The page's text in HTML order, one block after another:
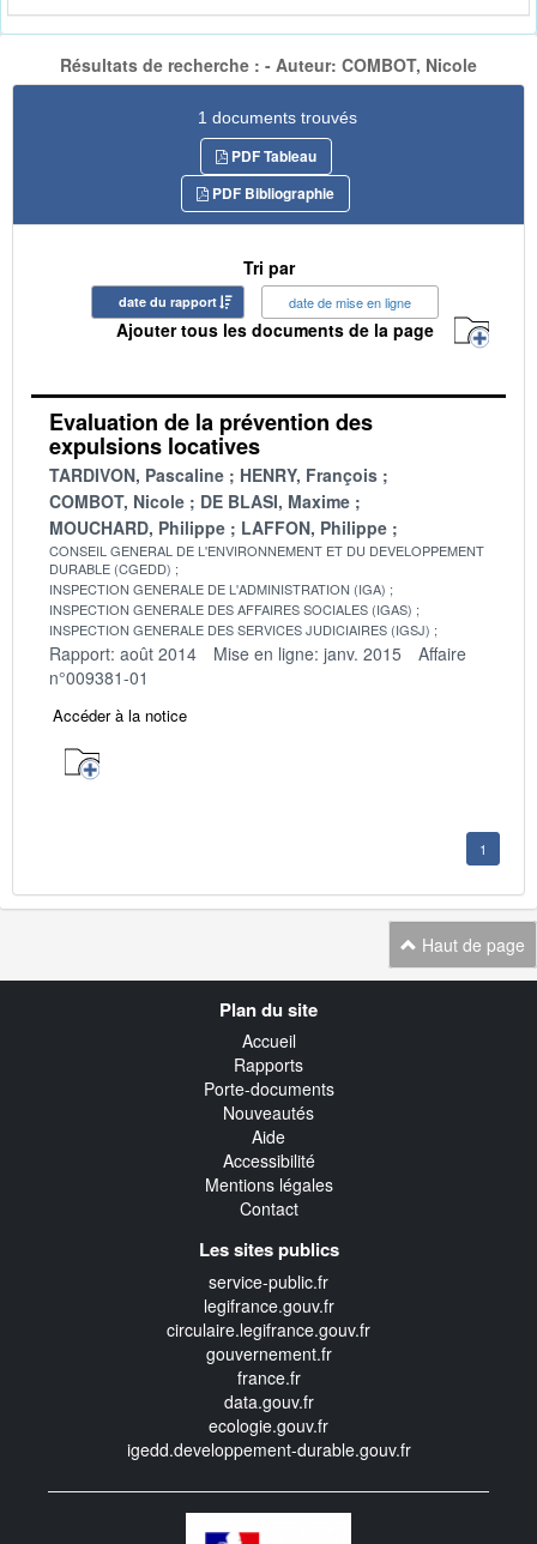
Résultats de recherche : - Auteur: COMBOT, Nicole
1 documents trouvés
PDF Tableau
PDF Bibliographie
Tri par
date du rapport date de mise en ligne
Ajouter tous les documents de la page
Evaluation de la prévention des
expulsions locatives
TARDIVON, Pascaline
HENRY, François
COMBOT, Nicole
DE BLASI, Maxime
MOUCHARD, Philippe
LAFFON, Philippe
CONSEIL GENERAL DE L'ENVIRONNEMENT ET DU DEVELOPPEMENT
DURABLE (CGEDD)
INSPECTION GENERALE DE L'ADMINISTRATION (IGA)
INSPECTION GENERALE DES AFFAIRES SOCIALES (IGAS)
INSPECTION GENERALE DES SERVICES JUDICIAIRES (IGSJ)
Rapport: août 2014 Mise en ligne: janv. 2015
Affaire
n°009381-01
Accéder à la notice
1
Haut de page
Plan du site
Accueil
Rapports
Porte-documents
Nouveautés
Aide
Accessibilité
Mentions légales
Contact
Les sites publics
service-public.fr
legifrance.gouv.fr
circulaire.legifrance.gouv.fr
gouvernement.fr
france.fr
data.gouv.fr
ecologie.gouv.fr
igedd.developpement-durable.gouv.fr